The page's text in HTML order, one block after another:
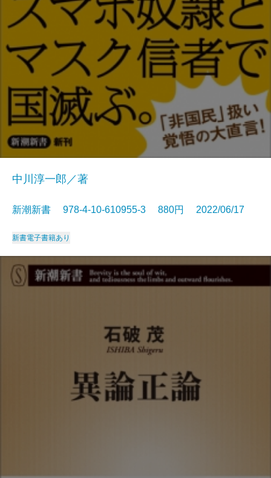
中川淳一郎／著
新潮新書 978-4-10-610955-3 880円 2022/06/17
新書電子書籍あり